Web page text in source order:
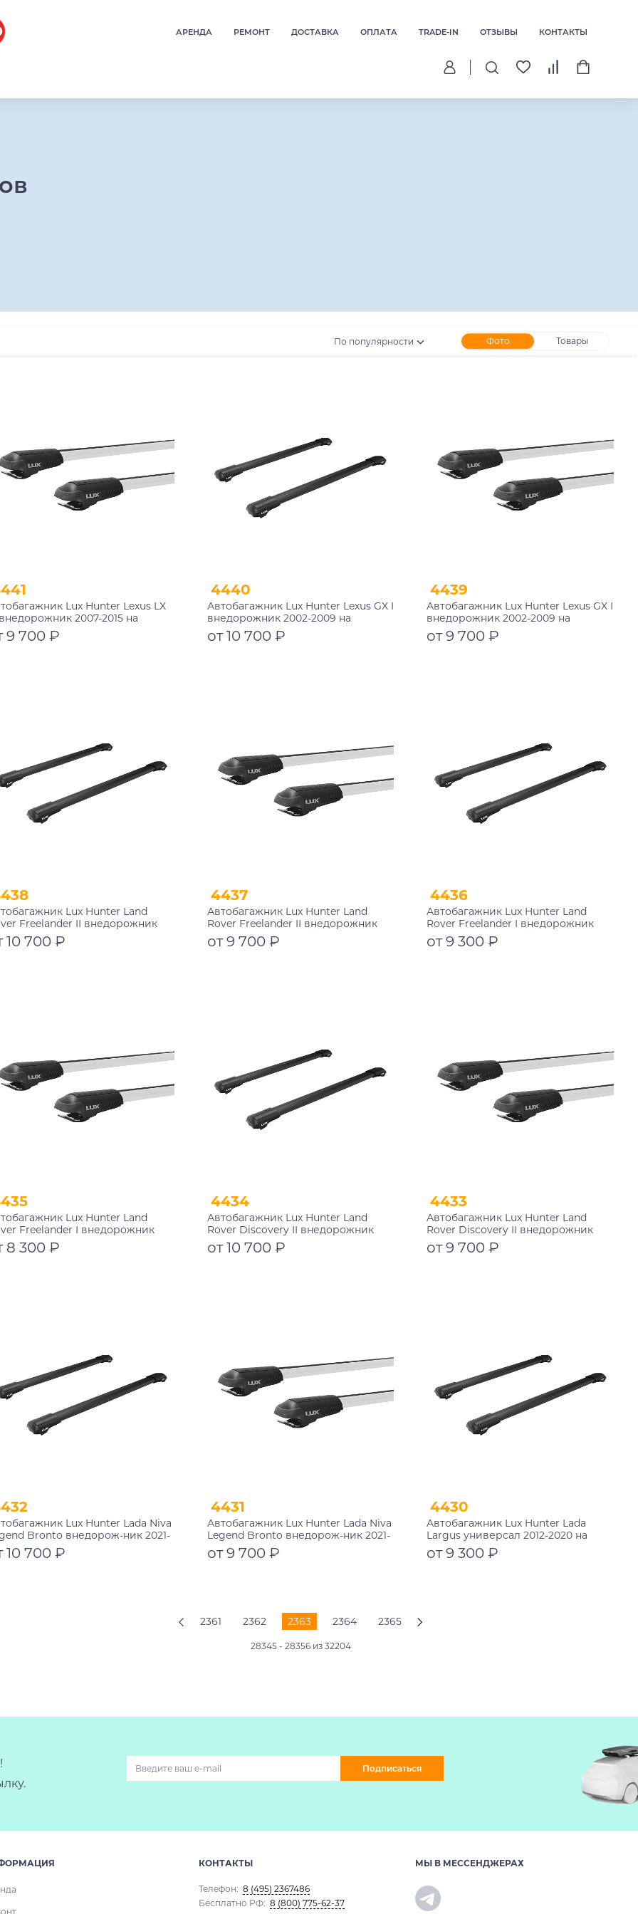
АРЕНДА РЕМОНТ ДОСТАВКА ОПЛАТА TRADE-IN ОТЗЫВЫ КОНТАКТЫ
По популярности Фото Товары
Lux Hunter Lexus LX
2007-2015 на
9 700 ₽
4440
Автобагажник Lux Hunter Lexus GX I
внедорожник 2002-2009 на
рейлинги черный
от 10 700 ₽
4439
Автобагажник Lux Hunter Lexus GX I
внедорожник 2002-2009 на
рейлинги
от 9 700 ₽
Lux Hunter Land
Freelander II внедорожник
2014 на рейлинги черный
10 700 ₽
4437
Автобагажник Lux Hunter Land
Rover Freelander II внедорожник
2006-2014 на рейлинги
от 9 700 ₽
4436
Автобагажник Lux Hunter Land
Rover Freelander I внедорожник
1998-2006 на рейлинги черный
от 9 300 ₽
Lux Hunter Land
Freelander I внедорожник
2006 на рейлинги
8 300 ₽
4434
Автобагажник Lux Hunter Land
Rover Discovery II внедорожник
1998-2004 на рейлинги черный
от 10 700 ₽
4433
Автобагажник Lux Hunter Land
Rover Discovery II внедорожник
1998-2004 на рейлинги
от 9 700 ₽
Lux Hunter Lada Niva
Bronto внедорож-ник 2021-
рейлинги черный
10 700 ₽
4431
Автобагажник Lux Hunter Lada Niva
Legend Bronto внедорож-ник 2021-
… на рейлинги
от 9 700 ₽
4430
Автобагажник Lux Hunter Lada
Largus универсал 2012-2020 на
рейлинги черный
от 9 300 ₽
2361 2362 2363 2364 2365
28345 - 28356 из 32204
Подписаться
КОНТАКТЫ
Телефон: 8 (495) 2367486
Бесплатно РФ: 8 (800) 775-62-37
МЫ В МЕССЕНДЖЕРАХ